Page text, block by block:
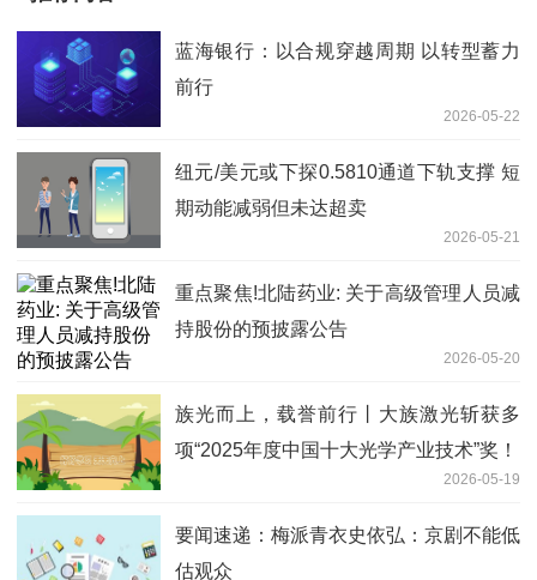
蓝海银行：以合规穿越周期 以转型蓄力
前行
2026-05-22
纽元/美元或下探0.5810通道下轨支撑 短
期动能减弱但未达超卖
2026-05-21
重点聚焦!北陆药业: 关于高级管理人员减
持股份的预披露公告
2026-05-20
族光而上，载誉前行丨大族激光斩获多
项“2025年度中国十大光学产业技术”奖！
2026-05-19
要闻速递：梅派青衣史依弘：京剧不能低
估观众